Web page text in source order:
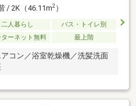
/ 2K（46.11m2）
二人暮らし
バス・トイレ別
ターネット無料 最上階
コン／浴室乾燥機／洗髪洗面